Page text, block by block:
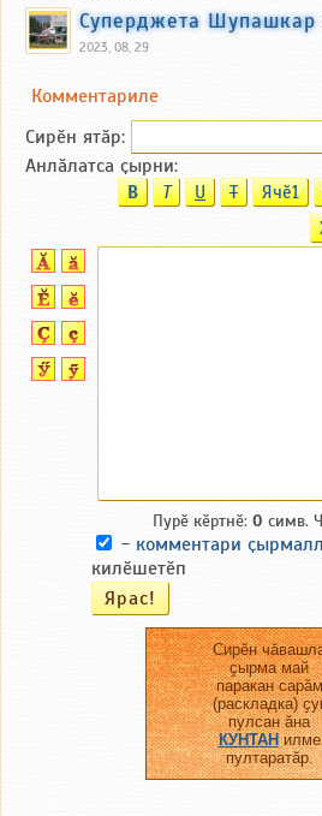
Суперджета Шупашкар
2023, 08, 29
Комментариле
Сирӗн ятӑp:
Анлӑлатса ҫырни:
B T U T Ячӗ1
Пурӗ кӗртнӗ: 0 симв.
- комментари
килӗшетӗп
Сирӗн
ҫырма май
паракан сарӑм
(раскладка)
пулсан ӑна
КУНТАНилме
пултаратӑр.